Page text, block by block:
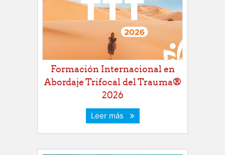
Formación Internacional en
Abordaje Trifocal del Trauma®
2026
Leer más